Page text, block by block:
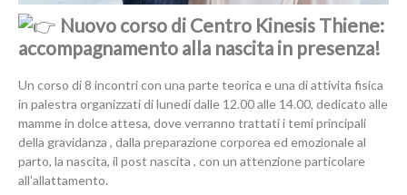
Nuovo corso di Centro Kinesis Thiene:
accompagnamento alla nascita in presenza!
Un corso di 8 incontri con una parte teorica e una di attivita fisica
in palestra organizzati di lunedi dalle 12.00 alle 14.00, dedicato alle
mamme in dolce attesa, dove verranno trattati i temi principali
della gravidanza , dalla preparazione corporea ed emozionale al
parto, la nascita, il post nascita , con un attenzione particolare
all’allattamento.